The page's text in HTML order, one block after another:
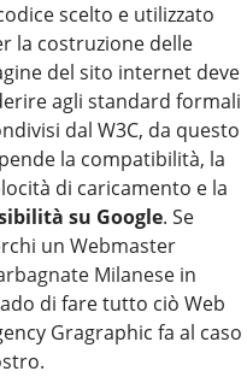
scelto e utilizzato
la costruzione delle
del sito internet deve
agli standard formali
dal W3C, da questo
la compatibilità, la
di caricamento e la
su Google. Se
un Webmaster
Milanesein
di fare tutto ciò Web
Gragraphic fa al caso